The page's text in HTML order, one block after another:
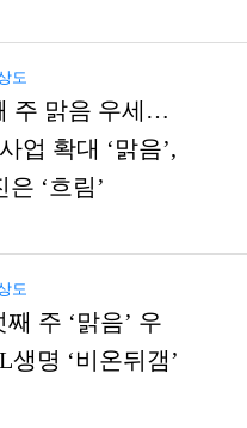
도
주 맑음 우세…
업 확대 ‘맑음’,
은 ‘흐림’
도
주 ‘맑음’ 우
명 ‘비온뒤갬’